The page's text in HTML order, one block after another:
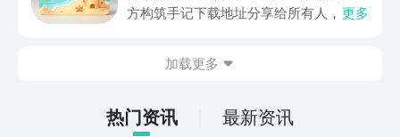
关注，你是否也想要提前进行预约，方便
方构筑手记下载地址分享给所有人，这一
情。如果大家想要下载这款游戏，其实方
下游戏的主要乐趣吧。
更多
加载更多
热门资讯 最新资讯